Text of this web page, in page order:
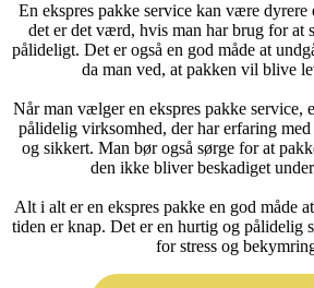
En ekspres pakke service kan være dyrere
det er det værd, hvis man har brug for at
pålideligt. Det er også en god måde at
da man ved, at pakken vil blive
Når man vælger en ekspres pakke service,
pålidelig virksomhed, der har erfaring
og sikkert. Man bør også sørge for at
den ikke bliver beskadiget
Alt i alt er en ekspres pakke en god måde
tiden er knap. Det er en hurtig og pålidelig
for stress og